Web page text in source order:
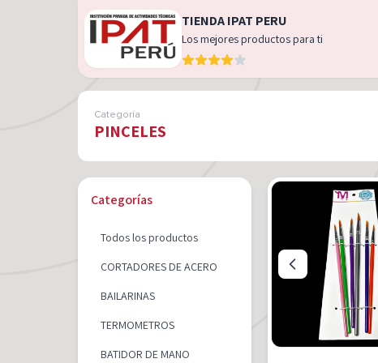
TIENDA IPAT PERU
Los mejores productos para ti
Categoría
PINCELES
Categorías
Todos los productos
CORTADORES DE ACERO
BAILARINAS
TERMOMETROS
BATIDOR DE MANO